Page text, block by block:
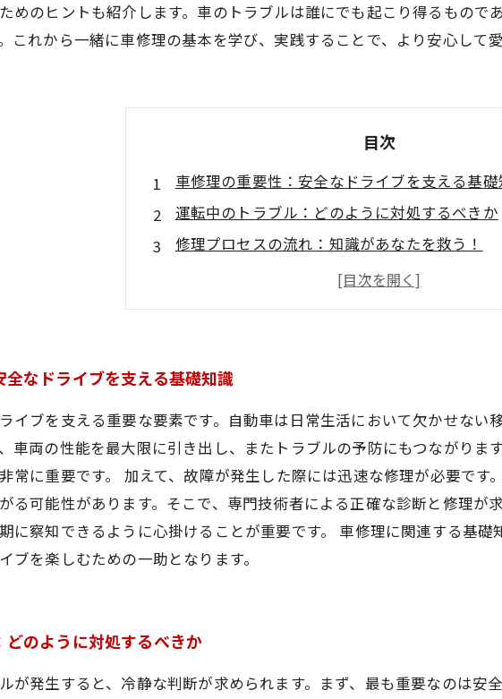
めのヒントも紹介します。車のトラブルは誰にでも起こり得るもの
これから一緒に車修理の基本を学び、実践することで、より安心して
目次
車修理の重要性：安全なドライブを支える基
運転中のトラブル：どのように対処するべきか
修理プロセスの流れ：知識があなたを救う！
専門技術者が教える！車両メンテナンスの重要
一般ドライバー必見！車修理の基本を学ぼう
安心して愛車を楽しむ方法：車修理の知識を活
なドライブを支える基礎知識
イブを支える重要な要素です。自動車は日常生活において欠かせな
車両の性能を最大限に引き出し、またトラブルの予防にもつながり
常に重要です。 加えて、故障が発生した際には迅速な修理が必要で
る可能性があります。そこで、専門技術者による正確な診断と修理が
に察知できるように心掛けることが重要です。 車修理に関連する基
ブを楽しむための一助となります。
のように対処するべきか
が発生すると、冷静な判断が求められます。まず、最も重要なのは安